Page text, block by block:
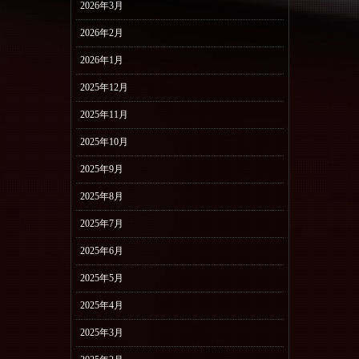
2026年3月
2026年2月
2026年1月
2025年12月
2025年11月
2025年10月
2025年9月
2025年8月
2025年7月
2025年6月
2025年5月
2025年4月
2025年3月